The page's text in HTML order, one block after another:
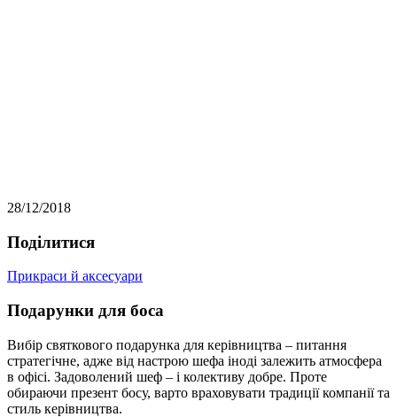
28/12/2018
Подiлитися
Прикраси й аксесуари
Подарунки для боса
Вибір святкового подарунка для керівництва – питання
стратегічне, адже від настрою шефа іноді залежить атмосфера
в офісі. Задоволений шеф – і колективу добре. Проте
обираючи презент босу, варто враховувати традиції компанії та
стиль керівництва.